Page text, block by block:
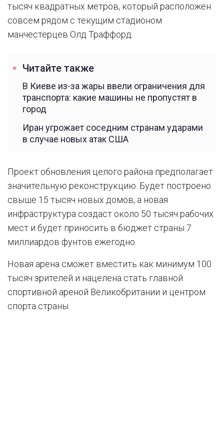
тысяч квадратных метров, который расположен
совсем рядом с текущим стадионом
манчестерцев Олд Траффорд.
Читайте также
В Киеве из-за жары ввели ограничения для
транспорта: какие машины не пропустят в
город
Иран угрожает соседним странам ударами
в случае новых атак США
Проект обновления целого района предполагает
значительную реконструкцию. Будет построено
свыше 15 тысяч новых домов, а новая
инфраструктура создаст около 50 тысяч рабочих
мест и будет приносить в бюджет страны 7
миллиардов фунтов ежегодно.
Новая арена сможет вместить как минимум 100
тысяч зрителей и нацелена стать главной
спортивной ареной Великобритании и центром
спорта страны.